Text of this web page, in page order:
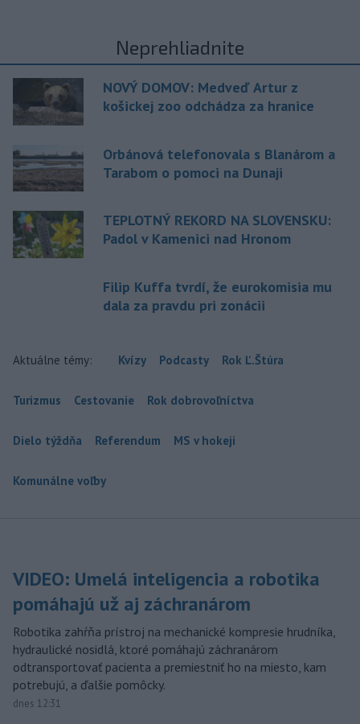
Neprehliadnite
NOVÝ DOMOV: Medveď Artur z
košickej zoo odchádza za hranice
Orbánová telefonovala s Blanárom a
Tarabom o pomoci na Dunaji
TEPLOTNÝ REKORD NA SLOVENSKU:
Padol v Kamenici nad Hronom
Filip Kuffa tvrdí, že eurokomisia mu
dala za pravdu pri zonácii
Aktuálne témy: Kvízy Podcasty Rok Ľ.Štúra
Turizmus Cestovanie Rok dobrovoľníctva
Dielo týždňa Referendum MS v hokeji
Komunálne voľby
VIDEO: Umelá inteligencia a robotika
pomáhajú už aj záchranárom
Robotika zahŕňa prístroj na mechanické kompresie hrudníka,
hydraulické nosidlá, ktoré pomáhajú záchranárom
odtransportovať pacienta a premiestniť ho na miesto, kam
potrebujú, a ďalšie pomôcky.
dnes 12:31